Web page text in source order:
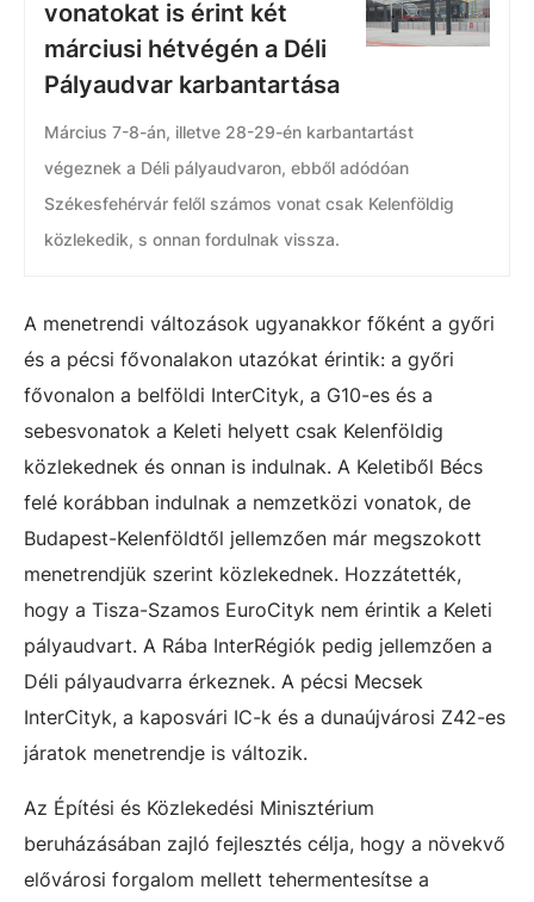
vonatokat is érint két
márciusi hétvégén a Déli
Pályaudvar karbantartása
Március 7-8-án, illetve 28-29-én karbantartást
végeznek a Déli pályaudvaron, ebből adódóan
Székesfehérvár felől számos vonat csak Kelenföldig
közlekedik, s onnan fordulnak vissza.
A menetrendi változások ugyanakkor főként a győri
és a pécsi fővonalakon utazókat érintik: a győri
fővonalon a belföldi InterCityk, a G10-es és a
sebesvonatok a Keleti helyett csak Kelenföldig
közlekednek és onnan is indulnak. A Keletiből Bécs
felé korábban indulnak a nemzetközi vonatok, de
Budapest-Kelenföldtől jellemzően már megszokott
menetrendjük szerint közlekednek. Hozzátették,
hogy a Tisza-Szamos EuroCityk nem érintik a Keleti
pályaudvart. A Rába InterRégiók pedig jellemzően a
Déli pályaudvarra érkeznek. A pécsi Mecsek
InterCityk, a kaposvári IC-k és a dunaújvárosi Z42-es
járatok menetrendje is változik.
Az Építési és Közlekedési Minisztérium
beruházásában zajló fejlesztés célja, hogy a növekvő
elővárosi forgalom mellett tehermentesítse a